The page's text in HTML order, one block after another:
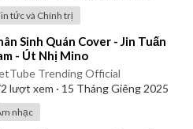
tức và Chính trị
Sinh Quán Cover - Jin Tuấn
- Út Nhị Mino
Trending Official
lượt xem · 15 Tháng Giêng 2025
nhạc